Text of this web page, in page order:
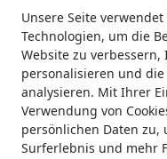
Unsere Seite
Technologien, um die
Website zu
personalisieren und
analysieren. Mit Ihrer
Verwendung von
persönlichen Daten
Surferlebnis und mehr
Suchen
Startseite
Hund
RINTI
Mixpaket